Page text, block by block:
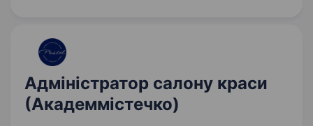
Адміністратор салону краси
(Академмістечко)